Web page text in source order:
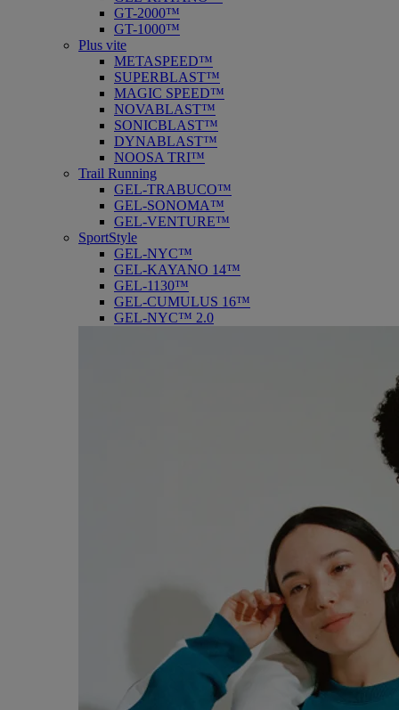
GT-2000™
GT-1000™
Plus vite
METASPEED™
SUPERBLAST™
MAGIC SPEED™
NOVABLAST™
SONICBLAST™
DYNABLAST™
NOOSA TRI™
Trail Running
GEL-TRABUCO™
GEL-SONOMA™
GEL-VENTURE™
SportStyle
GEL-NYC™
GEL-KAYANO 14™
GEL-1130™
GEL-CUMULUS 16™
GEL-NYC™ 2.0